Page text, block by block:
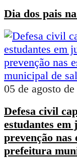
Dia dos pais
05 de agosto
Defesa civil
estudantes em
prevenção nas
prefeitura